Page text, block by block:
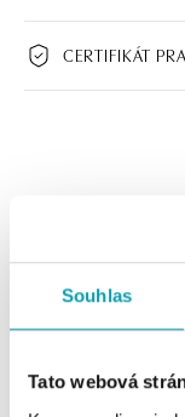
Souhlas
Tato webová
CERTIFIKÁT